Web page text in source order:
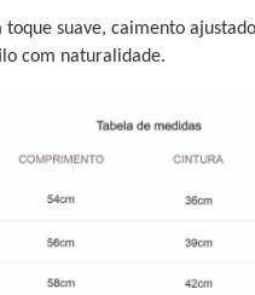
suave, caimento
com naturalidade.